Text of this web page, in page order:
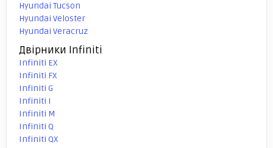
Hyundai Tucson
Hyundai Veloster
Hyundai Veracruz
Двірники Infiniti
Infiniti EX
Infiniti FX
Infiniti G
Infiniti I
Infiniti M
Infiniti Q
Infiniti QX